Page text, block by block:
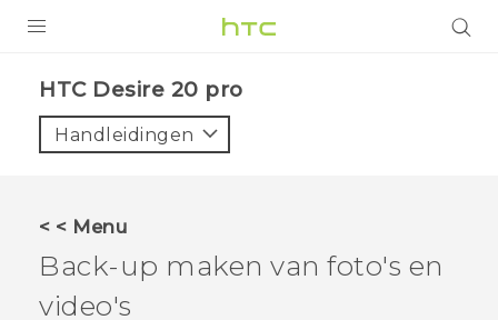
VIVE
AANBIEDINGEN
‎HTC Desire 20 pro‎
Handleidingen
< < Menu
Back-up maken van foto's en
video's